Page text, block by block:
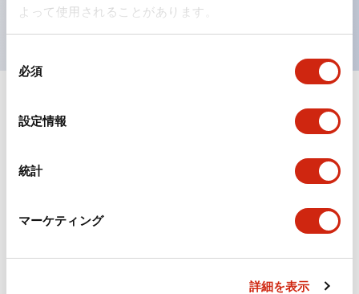
よって使用されることがあります。
必須
設定情報
統計
マーケティング
詳細を表示
UL、CSA、TÜV、CCC認証品。
ドキュメントとファイル
カタログ
（日本語）